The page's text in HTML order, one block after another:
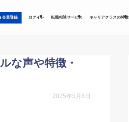
会員登録 ログイン 転職相談サービス キャリアクラスの特徴
な声や特徴・
2025年5月8日